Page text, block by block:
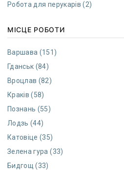
Робота для перукарів (2)
МІСЦЕ РОБОТИ
Варшава (151)
Гданcьк (84)
Вроцлав (82)
Краків (58)
Познань (55)
Лодзь (44)
Катовіце (35)
Зелена гура (33)
Бидгощ (33)